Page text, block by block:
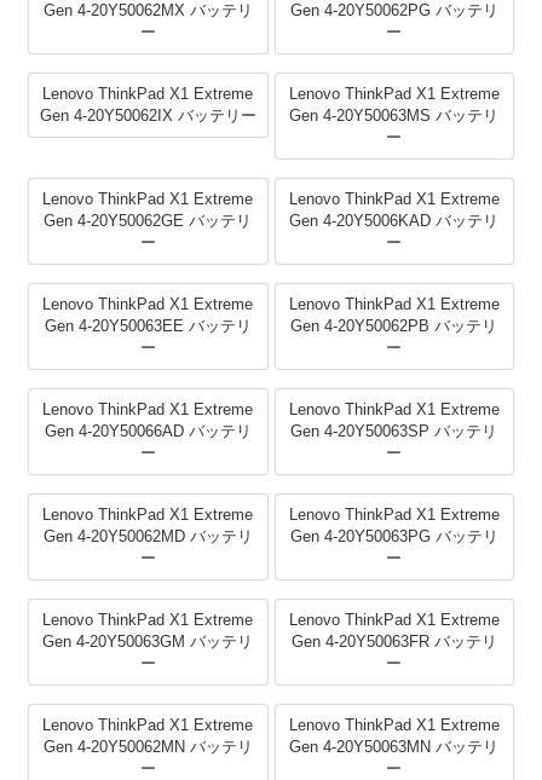
Gen 4-20Y50062MX バッテリ
ー
Gen 4-20Y50062PG バッテリ
ー
Lenovo ThinkPad X1 Extreme
Gen 4-20Y50062IX バッテリー
Lenovo ThinkPad X1 Extreme
Gen 4-20Y50063MS バッテリ
ー
Lenovo ThinkPad X1 Extreme
Gen 4-20Y50062GE バッテリ
ー
Lenovo ThinkPad X1 Extreme
Gen 4-20Y5006KAD バッテリ
ー
Lenovo ThinkPad X1 Extreme
Gen 4-20Y50063EE バッテリ
ー
Lenovo ThinkPad X1 Extreme
Gen 4-20Y50062PB バッテリ
ー
Lenovo ThinkPad X1 Extreme
Gen 4-20Y50066AD バッテリ
ー
Lenovo ThinkPad X1 Extreme
Gen 4-20Y50063SP バッテリ
ー
Lenovo ThinkPad X1 Extreme
Gen 4-20Y50062MD バッテリ
ー
Lenovo ThinkPad X1 Extreme
Gen 4-20Y50063PG バッテリ
ー
Lenovo ThinkPad X1 Extreme
Gen 4-20Y50063GM バッテリ
ー
Lenovo ThinkPad X1 Extreme
Gen 4-20Y50063FR バッテリ
ー
Lenovo ThinkPad X1 Extreme
Gen 4-20Y50062MN バッテリ
ー
Lenovo ThinkPad X1 Extreme
Gen 4-20Y50063MN バッテリ
ー